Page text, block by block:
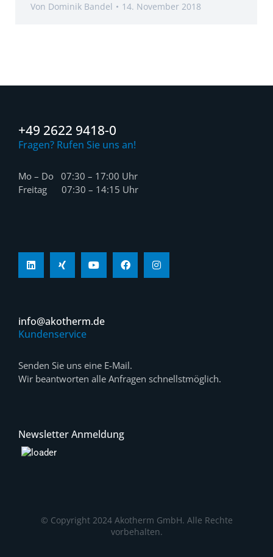
Von Dominik Bandel 14. November 2018
+49 2622 9418-0
Fragen? Rufen Sie uns an!
Mo – Do 07:30 – 17:00 Uhr
Freitag 07:30 – 14:15 Uhr
info@akotherm.de
Kundenservice
Senden Sie uns eine E-Mail.
Wir beantworten alle Anfragen schnellstmöglich.
Newsletter Anmeldung
© Copyright 2024 Akotherm GmbH. Alle Rechte
vorbehalten.